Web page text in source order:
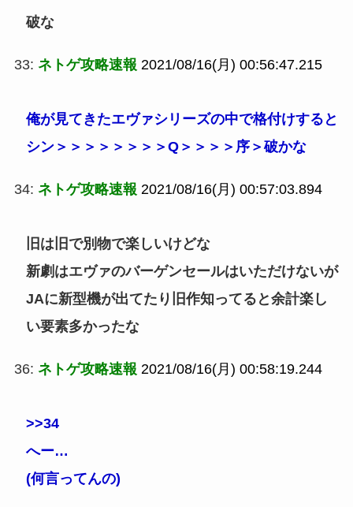
破な
33: ネトゲ攻略速報 2021/08/16(月) 00:56:47.215
俺が見てきたエヴァシリーズの中で格付けすると
シン＞＞＞＞＞＞＞＞Q＞＞＞＞序＞破かな
34: ネトゲ攻略速報 2021/08/16(月) 00:57:03.894
旧は旧で別物で楽しいけどな
新劇はエヴァのバーゲンセールはいただけないが
JAに新型機が出てたり旧作知ってると余計楽し
い要素多かったな
36: ネトゲ攻略速報 2021/08/16(月) 00:58:19.244
>>34
へー…
(何言ってんの)